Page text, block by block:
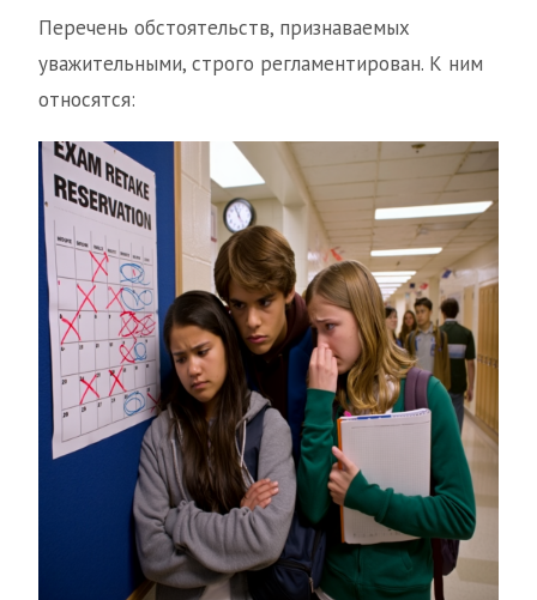
Перечень обстоятельств, признаваемых
уважительными, строго регламентирован. К ним
относятся: